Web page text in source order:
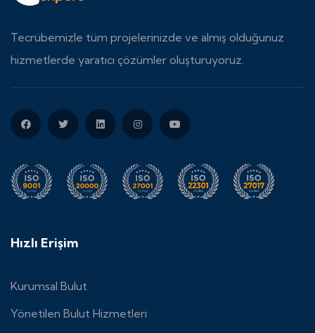
Tecrübemizle tüm projelerinizde ve almış olduğunuz
hizmetlerde yaratıcı çözümler oluşturuyoruz.
Hızlı Erişim
Kurumsal Bulut
Yönetilen Bulut Hizmetleri